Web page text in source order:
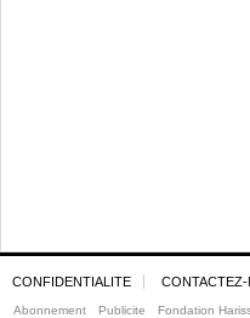
CONFIDENTIALITE CONTACTEZ-
Abonnement Publicite Fondation